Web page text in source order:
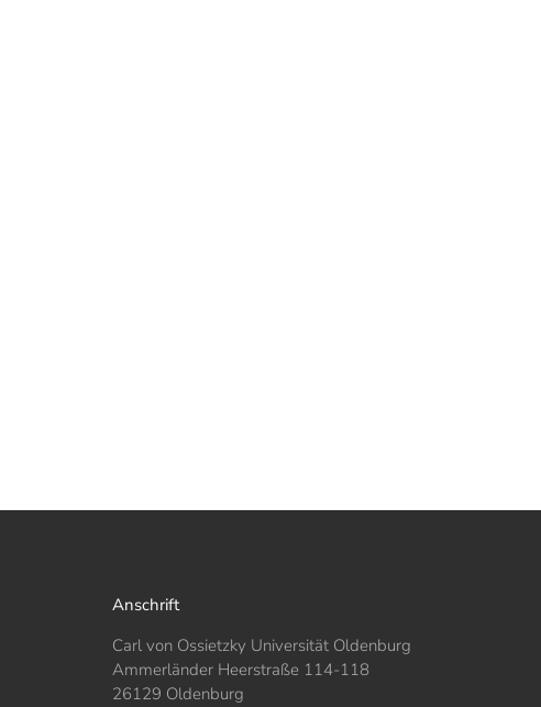
Anschrift
Carl von Ossietzky Universität Oldenburg
Ammerländer Heerstraße 114-118
26129 Oldenburg